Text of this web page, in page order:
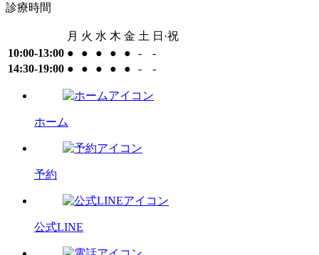
診療時間
月 火 水 木 金 土 日·祝
10:00-13:00 ● ● ● ● ● -
-
14:30-19:00 ● ● ● ● ● - -
ホーム
予約
公式LINE